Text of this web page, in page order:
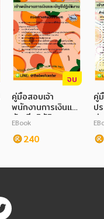
จบ
คู่มือสอบเจ้า
พนักงานการเงินและ
บัญชีปฏิบัติงาน
กรมทางหลวงชนบท
EBook
240
คู่
ป
ท่
ป
ท่